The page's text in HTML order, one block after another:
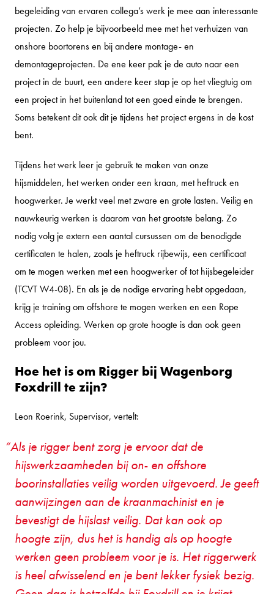
begeleiding van ervaren collega’s werk je mee aan interessante
projecten. Zo help je bijvoorbeeld mee met het verhuizen van
onshore boortorens en bij andere montage- en
demontageprojecten. De ene keer pak je de auto naar een
project in de buurt, een andere keer stap je op het vliegtuig om
een project in het buitenland tot een goed einde te brengen.
Soms betekent dit ook dit je tijdens het project ergens in de kost
bent.
Tijdens het werk leer je gebruik te maken van onze
hijsmiddelen, het werken onder een kraan, met heftruck en
hoogwerker. Je werkt veel met zware en grote lasten. Veilig en
nauwkeurig werken is daarom van het grootste belang. Zo
nodig volg je extern een aantal cursussen om de benodigde
certificaten te halen, zoals je heftruck rijbewijs, een certificaat
om te mogen werken met een hoogwerker of tot hijsbegeleider
(TCVT W4-08). En als je de nodige ervaring hebt opgedaan,
krijg je training om offshore te mogen werken en een Rope
Access opleiding. Werken op grote hoogte is dan ook geen
probleem voor jou.
Hoe het is om Rigger bij Wagenborg
Foxdrill te zijn?
Leon Roerink, Supervisor, vertelt:
Als je rigger bent zorg je ervoor dat de
hijswerkzaamheden bij on- en offshore
boorinstallaties veilig worden uitgevoerd. Je geeft
aanwijzingen aan de kraanmachinist en je
bevestigt de hijslast veilig. Dat kan ook op
hoogte zijn, dus het is handig als op hoogte
werken geen probleem voor je is. Het riggerwerk
is heel afwisselend en je bent lekker fysiek bezig.